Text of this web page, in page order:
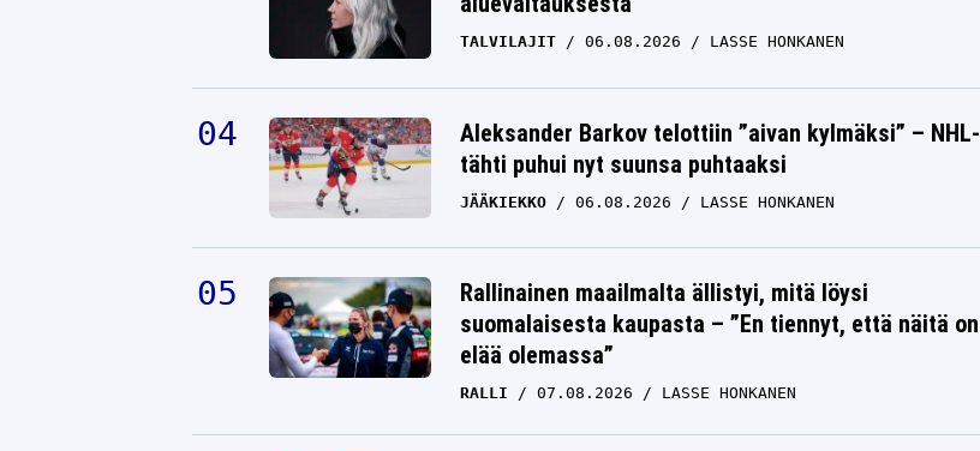
TALVILAJIT 06.08.2026 LASSE HONKANEN
Aleksander Barkov telottiin ”aivan kylmäksi” – NHL-
tähti puhui nyt suunsa puhtaaksi
JÄÄKIEKKO 06.08.2026 LASSE HONKANEN
Rallinainen maailmalta ällistyi, mitä löysi
suomalaisesta kaupasta – ”En tiennyt, että näitä on
elää olemassa”
RALLI 07.08.2026 LASSE HONKANEN